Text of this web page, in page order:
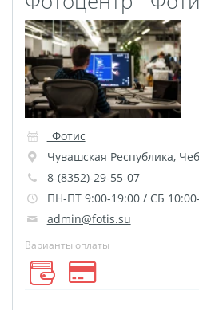
Пластификация
Фотопостер
Печать на
самоклеящемся виниле
Фото на стекле и
акриле
Печать на баннере
Фотообои
Трафареты
Печать на прозрачной
пленке
Рекламные конструкции
Напольная графика
_Фотис
Чувашская Республика,
8-(8352)-29-55-07
ПН-ПТ 9:00-19:00 / СБ
admin@fotis.su
Варианты оплаты